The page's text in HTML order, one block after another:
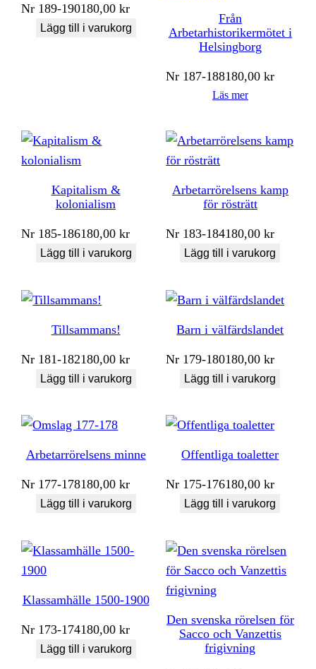
Nr 189-190180,00kr
Lägg till i varukorg
Från
Arbetarhistorikermötet i
Helsingborg
Nr 187-188180,00kr
Läs mer
Kapitalism &
kolonialism
Nr 185-186180,00kr
Lägg till i varukorg
Arbetarrörelsens kamp
för rösträtt
Nr 183-184180,00kr
Lägg till i varukorg
Tillsammans!
Nr 181-182180,00kr
Lägg till i varukorg
Barn i välfärdslandet
Nr 179-180180,00kr
Lägg till i varukorg
Arbetarrörelsens minne
Nr 177-178180,00kr
Lägg till i varukorg
Offentliga toaletter
Nr 175-176180,00kr
Lägg till i varukorg
Klassamhälle 1500-1900
Nr 173-174180,00kr
Lägg till i varukorg
Den svenska rörelsen för
Sacco och Vanzettis
frigivning